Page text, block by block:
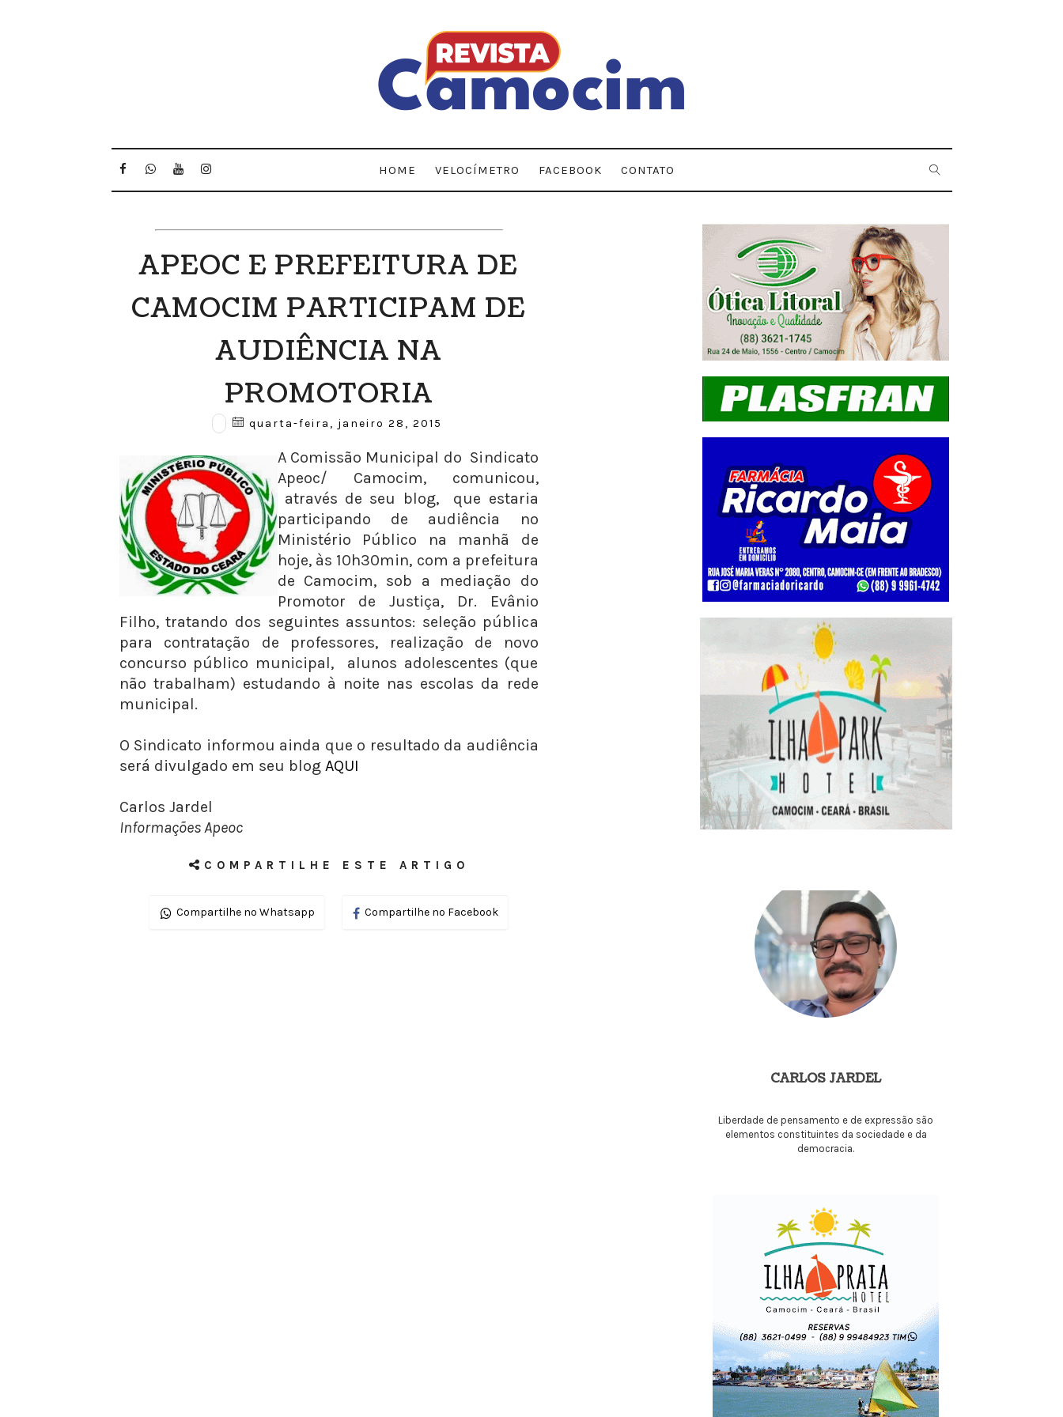
HOME VELOCÍMETRO FACEBOOK CONTATO
APEOC E PREFEITURA DE
CAMOCIM PARTICIPAM DE
AUDIÊNCIA NA
PROMOTORIA
quarta-feira, janeiro 28, 2015
A Comissão Municipal do Sindicato
Apeoc/ Camocim, comunicou,
através de seu blog, que estaria
participando de audiência no
Ministério Público na manhã de
hoje, às 10h30min, com a prefeitura
de Camocim, sob a mediação do
Promotor de Justiça, Dr. Evânio
Filho, tratando dos seguintes assuntos: seleção pública
para contratação de professores, realização de novo
concurso público municipal, alunos adolescentes (que
não trabalham) estudando à noite nas escolas da rede
municipal.
O Sindicato informou ainda que o resultado da audiência
será divulgado em seu blog AQUI
Carlos Jardel
Informações Apeoc
COMPARTILHE ESTE ARTIGO
Compartilhe no Whatsapp Compartilhe no Facebook
CARLOS JARDEL
Liberdade de pensamento e de expressão são
elementos constituintes da sociedade e da
democracia.